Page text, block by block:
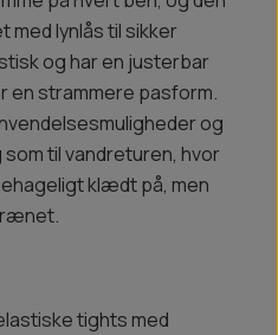
med lynlås til sikker
og har en justerbar
en strammere pasform.
og
til vandreturen, hvor
klædt på, men
tights med